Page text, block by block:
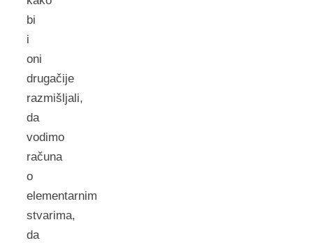
bi
i
oni
drugačije
razmišljali,
da
vodimo
računa
o
elementarnim
stvarima,
da